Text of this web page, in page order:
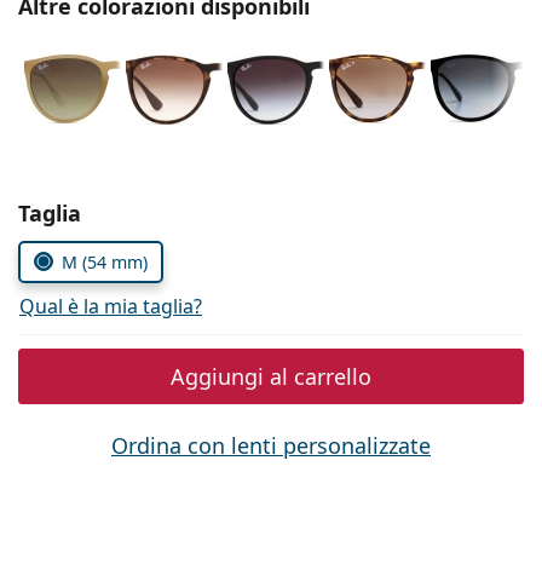
Persol
Prada
Tutte le marche
Seleziona i parametri
Taglia
M (54 mm)
Qual è la mia taglia?
Aggiungi al carrello
Ordina con lenti personalizzate